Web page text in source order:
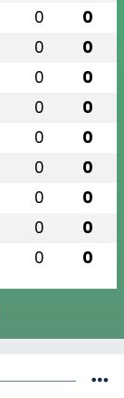
0 0
0 0
0 0
0 0
0 0
0 0
0 0
0 0
0 0